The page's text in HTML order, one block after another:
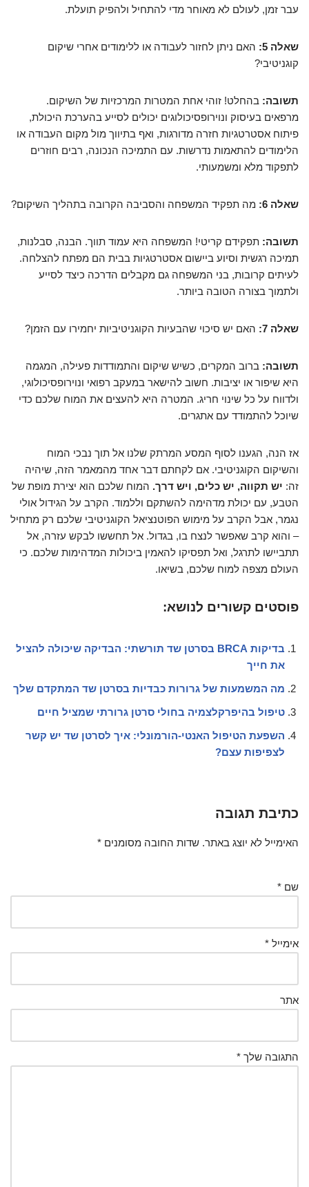
עבר זמן, לעולם לא מאוחר מדי להתחיל ולהפיק תועלת.
שאלה 5:
האם ניתן לחזור לעבודה או ללימודים אחרי שיקום
קוגניטיבי?
תשובה: בהחלט! זוהי אחת המטרות המרכזיות של השיקום.
מרפאים בעיסוק ונוירופסיכולוגים יכולים לסייע בהערכת היכולת,
פיתוח אסטרטגיות חזרה מדורגות, ואף בתיווך מול מקום העבודה או
הלימודים להתאמות נדרשות. עם התמיכה הנכונה, רבים חוזרים
לתפקוד מלא ומשמעותי.
שאלה 6: מה תפקיד המשפחה והסביבה הקרובה בתהליך השיקום?
תשובה: תפקידם קריטי! המשפחה היא עמוד תווך. הבנה, סבלנות,
תמיכה רגשית וסיוע ביישום אסטרטגיות בבית הם מפתח להצלחה.
לעיתים קרובות, בני המשפחה גם מקבלים הדרכה כיצד לסייע
ולתמוך בצורה הטובה ביותר.
שאלה 7: האם יש סיכוי שהבעיות הקוגניטיביות יחמירו עם הזמן?
תשובה: ברוב המקרים, כשיש שיקום והתמודדות פעילה, המגמה
היא שיפור או יציבות. חשוב להישאר במעקב רפואי ונוירופסיכולוגי,
ולדווח על כל שינוי חריג. המטרה היא להעצים את המוח שלכם כדי
שיוכל להתמודד עם אתגרים.
אז הנה, הגענו לסוף המסע המרתק שלנו אל תוך נבכי המוח
והשיקום הקוגניטיבי. אם לקחתם דבר אחד מהמאמר הזה, שיהיה
זה: יש תקווה, יש כלים, ויש דרך. המוח שלכם הוא יצירת מופת של
הטבע, עם יכולת מדהימה להשתקם וללמוד. הקרב על הגידול אולי
נגמר, אבל הקרב על מימוש הפוטנציאל הקוגניטיבי שלכם רק מתחיל
– והוא קרב שאפשר לנצח בו, בגדול. אל תחששו לבקש עזרה, אל
תתביישו לתרגל, ואל תפסיקו להאמין ביכולות המדהימות שלכם. כי
העולם מצפה למוח שלכם, בשיאו.
פוסטים קשורים לנושא:
בדיקות BRCA בסרטן שד תורשתי: הבדיקה שיכולה להציל
את חייך
מה המשמעות של גרורות כבדיות בסרטן שד המתקדם שלך
טיפול בהיפרקלצמיה בחולי סרטן גרורתי שמציל חיים
השפעת הטיפול האנטי-הורמונלי: איך לסרטן שד יש קשר
לצפיפות עצם?
כתיבת תגובה
האימייל לא יוצג באתר. שדות החובה מסומנים *
שם *
אימייל *
אתר
התגובה שלך *